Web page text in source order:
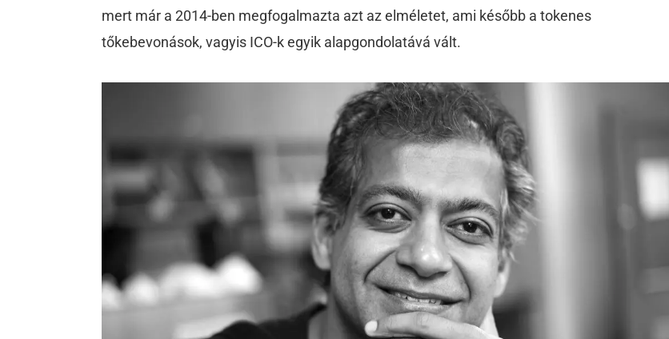
mert már a 2014-ben megfogalmazta azt az elméletet, ami később a tokenes
tőkebevonások, vagyis ICO-k egyik alapgondolatává vált.